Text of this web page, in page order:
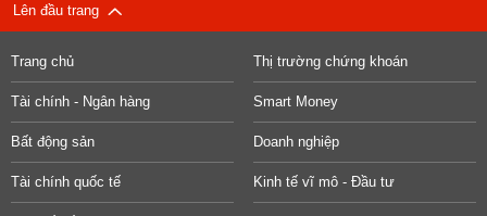
Lên đầu trang
Trang chủ Thị trường chứng khoán
Tài chính - Ngân hàng Smart Money
Bất động sản Doanh nghiệp
Tài chính quốc tế Kinh tế vĩ mô - Đầu tư